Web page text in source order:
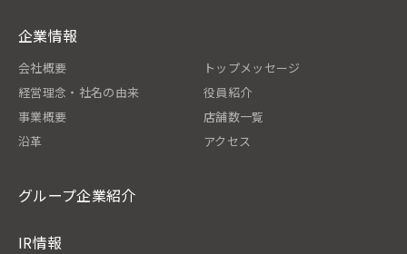
企業情報
会社概要
トップメッセージ
経営理念・社名の由来
役員紹介
事業概要
店舗数一覧
沿革
アクセス
グループ企業紹介
IR情報